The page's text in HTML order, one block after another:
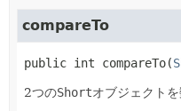
compareTo
public int compareTo(
2つのShortオブジェクトを